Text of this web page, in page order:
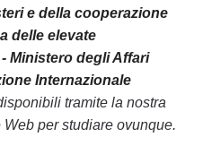
e della cooperazione
delle elevate
Ministero degli Affari
Internazionale
tramite la nostra
per studiare ovunque.